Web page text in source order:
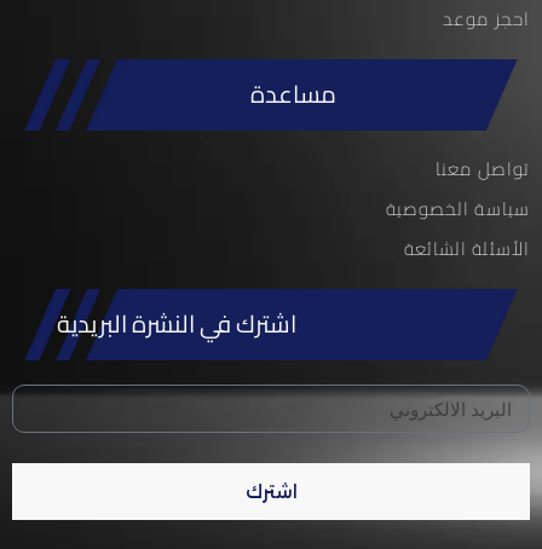
احجز موعد
مساعدة
تواصل معنا
سياسة الخصوصية
الأسئلة الشائعة
اشترك في النشرة البريدية
اشترك